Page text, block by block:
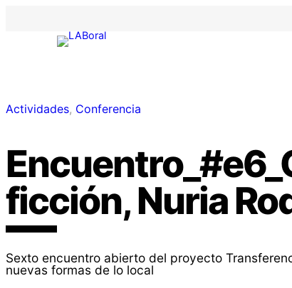
Actividades, Conferencia
ficción, Nuria
Sexto encuentro abierto del proyecto
nuevas formas de lo local